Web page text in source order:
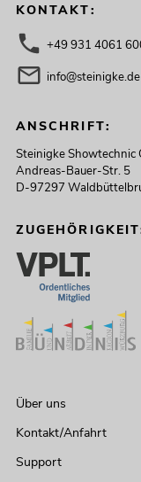
KONTAKT:
+49 931 4061
info@steinigke.de
ANSCHRIFT:
Steinigke Showtechnic
Andreas-Bauer-Str. 5
D-97297
Über uns
Kontakt/Anfahrt
Support